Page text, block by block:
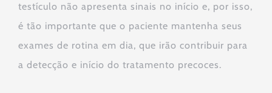
testículo não apresenta sinais no início e, por isso,
é tão importante que o paciente mantenha seus
exames de rotina em dia, que irão contribuir para
a detecção e início do tratamento precoces.